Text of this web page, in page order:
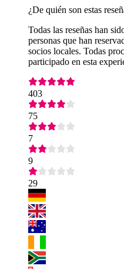
¿De quién son estas
Todas las reseñas han
personas que han
socios locales. Todas
participado en esta
403
75
7
9
29